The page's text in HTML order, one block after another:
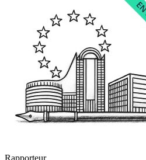
Rapporteur